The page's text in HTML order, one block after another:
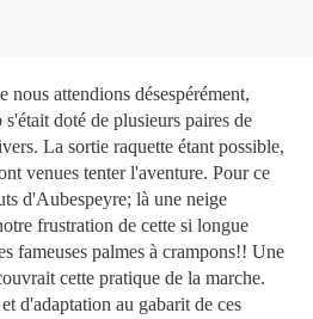
attendions désespérément,
doté de plusieurs paires de
La sortie raquette étant possible,
venues tenter l'aventure. Pour ce
d'Aubespeyre; là une neige
frustration de cette si longue
fameuses palmes à crampons!! Une
cette pratique de la marche.
d'adaptation au gabarit de ces